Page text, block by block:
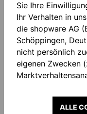
Beschreibung
"FOR THE PLANET"
Kontrastfarbene
Schriftzug
Bewertungen
Sie Ihre
Ihr Verhalten in
die shopware AG
Schöppingen,
nicht persönlich
eigenen Zwecken
ALLE